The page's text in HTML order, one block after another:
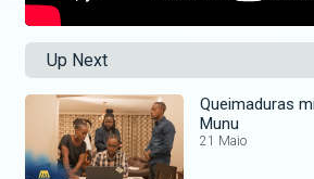
Up Next
Queimaduras
Munu
21 Maio